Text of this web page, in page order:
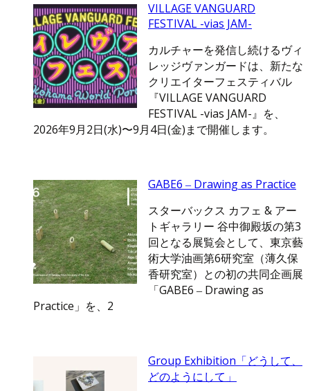
VILLAGE VANGUARD
FESTIVAL -vias JAM-
カルチャーを発信し続けるヴィ
レッジヴァンガードは、新たな
クリエイターフェスティバル
『VILLAGE VANGUARD
FESTIVAL -vias JAM-』を、
2026年9月2日(水)〜9月4日(金)まで開催します。
GABE6 ‒ Drawing as Practice
スターバックス カフェ & アー
トギャラリー 谷中御殿坂の第3
回となる展覧会として、東京藝
術大学油画第6研究室（薄久保
香研究室）との初の共同企画展
「GABE6 ‒ Drawing as
Practice」を、2
Group Exhibition「どうして、
どのようにして」